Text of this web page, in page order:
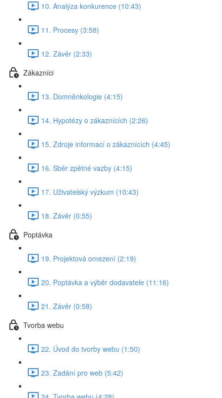
10. Analýza konkurence (10:43)
11. Procesy (3:58)
12. Závěr (2:33)
Zákazníci
13. Domněnkologie (4:15)
14. Hypotézy o zákaznících (2:26)
15. Zdroje informací o zákaznících (4:45)
16. Sběr zpětné vazby (4:15)
17. Uživatelský výzkum (10:43)
18. Závěr (0:55)
Poptávka
19. Projektová omezení (2:19)
20. Poptávka a výběr dodavatele (11:16)
21. Závěr (0:58)
Tvorba webu
22. Úvod do tvorby webu (1:50)
23. Zadání pro web (5:42)